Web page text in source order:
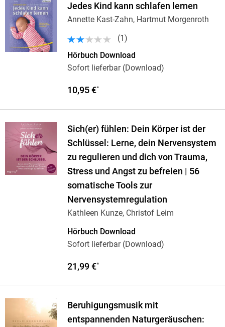
Jedes Kind kann schlafen lernen
Annette Kast-Zahn, Hartmut Morgenroth
(1 )
Hörbuch Download
Sofort lieferbar (Download)
10,95 €*
Sich(er) fühlen: Dein Körper ist der
Schlüssel: Lerne, dein Nervensystem
zu regulieren und dich von Trauma,
Stress und Angst zu befreien | 56
somatische Tools zur
Nervensystemregulation
Kathleen Kunze, Christof Leim
Hörbuch Download
Sofort lieferbar (Download)
21,99 €*
Beruhigungsmusik mit
entspannenden Naturgeräuschen: